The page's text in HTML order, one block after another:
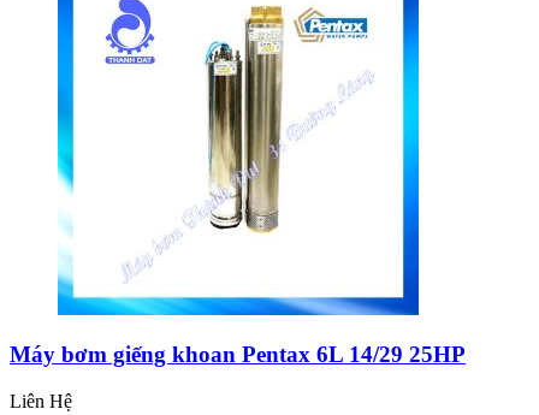
Máy bơm giếng khoan Pentax 6L 14/29 25HP
Liên Hệ